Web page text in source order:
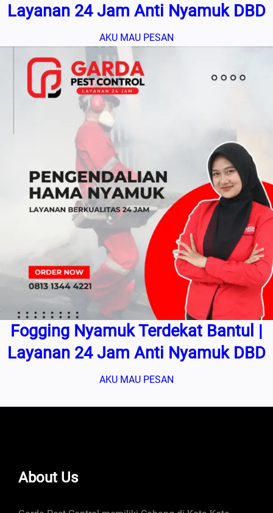
Layanan 24 Jam Anti Nyamuk DBD
AKU MAU PESAN
Fogging Nyamuk Terdekat Bantul |
Layanan 24 Jam Anti Nyamuk DBD
AKU MAU PESAN
About Us